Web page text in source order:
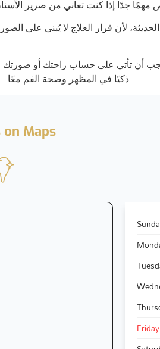
تأتي على حساب راحتك أو صورتك
ذكيًا في المظهر وصحة الفم معًاتمنحك إجابة صريحة على ما يناسبك فعلًا.
on Maps